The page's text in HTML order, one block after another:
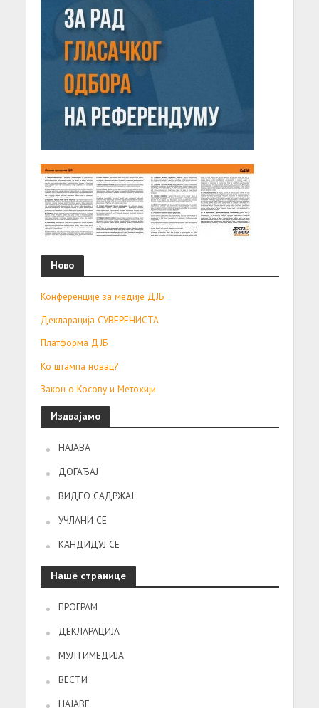
Ново
Конференције за медије ДЈБ
Декларација СУВЕРЕНИСТА
Платформа ДЈБ
Ко штампа новац?
Закон о Косову и Метохији
Издвајамо
НАЈАВА
ДОГАЂАЈ
ВИДЕО САДРЖАЈ
УЧЛАНИ СЕ
КАНДИДУЈ СЕ
Наше странице
ПРОГРАМ
ДЕКЛАРАЦИЈА
МУЛТИМЕДИЈА
ВЕСТИ
НАЈАВЕ